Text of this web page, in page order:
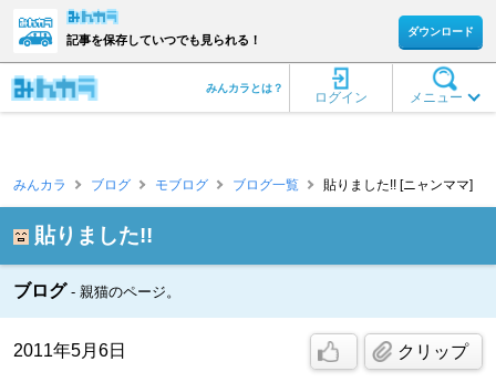
記事を保存していつでも見られる！
ダウンロード
メニュー
ログイン
みんカラとは？
みんカラ ブログ モブログ ブログ一覧 貼りました!! [ニャンママ]
貼りました!!
ブログ 親猫のページ。
2011年5月6日 クリップ